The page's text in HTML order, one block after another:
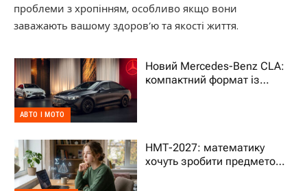
проблеми з хропінням, особливо якщо вони
заважають вашому здоров’ю та якості життя.
АВТО І МОТО
Новий Mercedes-Benz CLA:
компактний формат із
НМТ-2027: математику
хочуть зробити предметом